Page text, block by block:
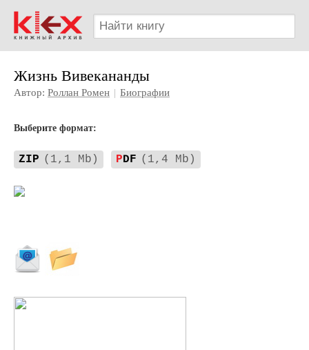
Жизнь Вивекананды
Автор: Роллан Ромен | Биографии
Выберите формат:
ZIP (1,1 Mb) PDF (1,4 Mb)